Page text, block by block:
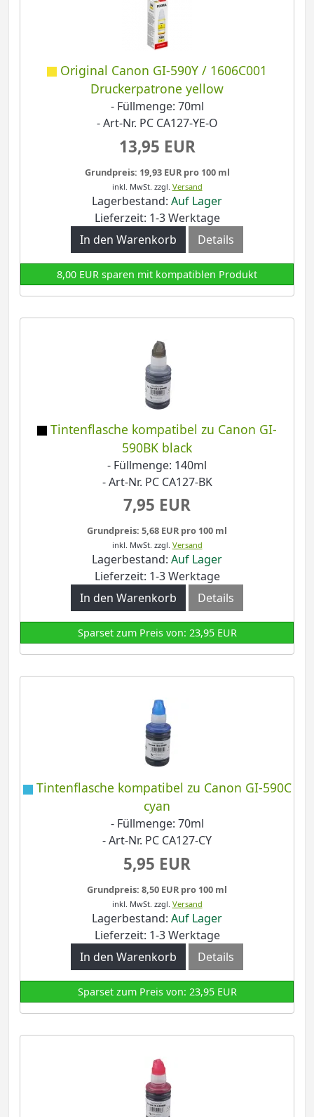
Original Canon GI-590Y / 1606C001
Druckerpatrone yellow
- Füllmenge: 70ml
- Art-Nr. PC CA127-YE-O
13,95 EUR
Grundpreis: 19,93 EUR pro 100 ml
inkl. MwSt. zzgl. Versand
Lagerbestand: Auf Lager
Lieferzeit: 1-3 Werktage
In den Warenkorb
Details
8,00 EUR sparen mit kompatiblen Produkt
Tintenflasche kompatibel zu Canon GI-
590BK black
- Füllmenge: 140ml
- Art-Nr. PC CA127-BK
7,95 EUR
Grundpreis: 5,68 EUR pro 100 ml
inkl. MwSt. zzgl. Versand
Lagerbestand: Auf Lager
Lieferzeit: 1-3 Werktage
In den Warenkorb
Details
Sparset zum Preis von: 23,95 EUR
Tintenflasche kompatibel zu Canon GI-590C
cyan
- Füllmenge: 70ml
- Art-Nr. PC CA127-CY
5,95 EUR
Grundpreis: 8,50 EUR pro 100 ml
inkl. MwSt. zzgl. Versand
Lagerbestand: Auf Lager
Lieferzeit: 1-3 Werktage
In den Warenkorb
Details
Sparset zum Preis von: 23,95 EUR